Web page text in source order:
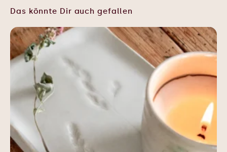
Das könnte Dir auch gefallen